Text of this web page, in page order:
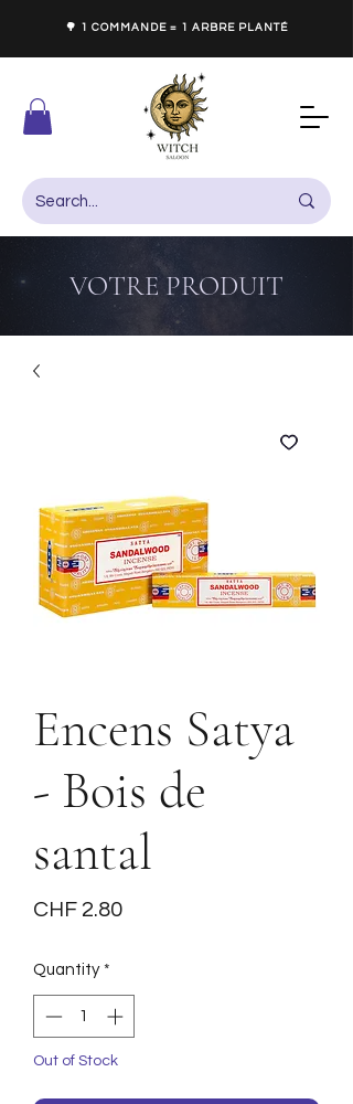
🌳 1 COMMANDE = 1 ARBRE PLANTÉ
VOTRE PRODUIT
Encens Satya
- Bois de
santal
CHF 2.80Price
Quantity *
Out of Stock